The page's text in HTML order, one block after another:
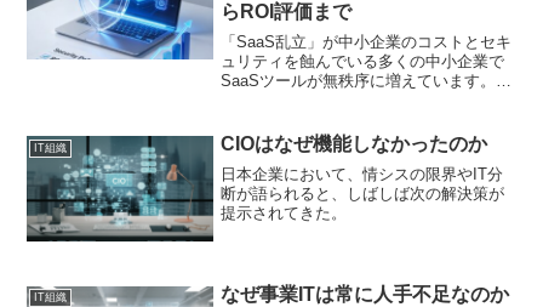
らROI評価まで
「SaaS乱立」が中小企業のコストとセキ
ュリティを蝕んでいる多くの中小企業で
SaaSツールが無秩序に増えています。こ
ます。専門の情シス部門がない企業ほ
ど、この問題は深刻...
IT組織 CIOはなぜ機能しなかったのか
日本企業において、情シスの限界やIT分
断が語られると、しばしば次の解決策が
提示されてきた。
IT組織 なぜ事業ITは常に人手不足なのか